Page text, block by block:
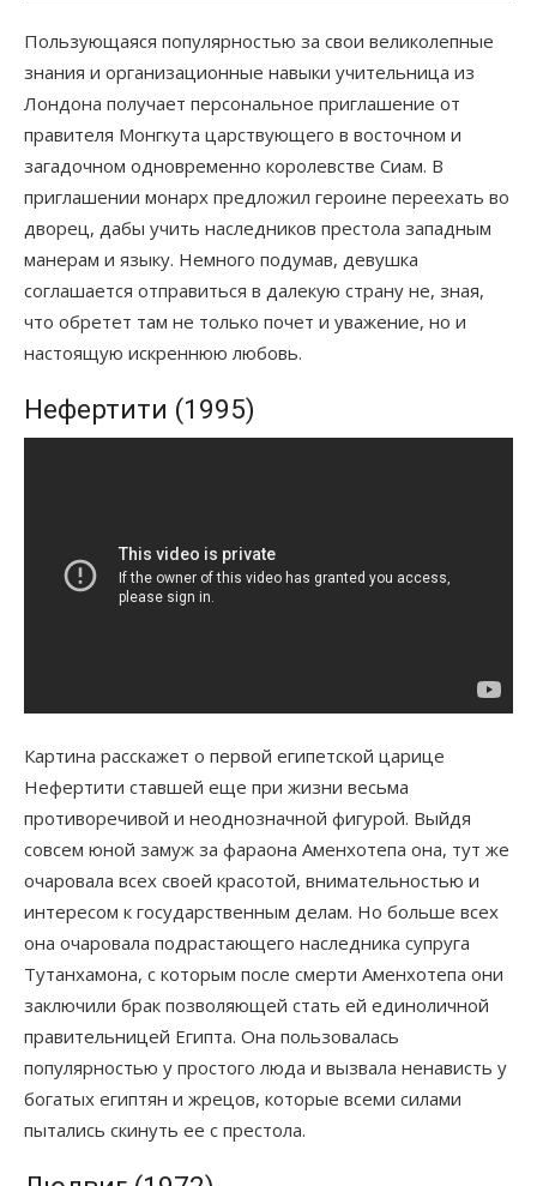
Пользующаяся популярностью за свои великолепные
знания и организационные навыки учительница из
Лондона получает персональное приглашение от
правителя Монгкута царствующего в восточном и
загадочном одновременно королевстве Сиам. В
приглашении монарх предложил героине переехать во
дворец, дабы учить наследников престола западным
манерам и языку. Немного подумав, девушка
соглашается отправиться в далекую страну не, зная,
что обретет там не только почет и уважение, но и
настоящую искреннюю любовь.
Нефертити (1995)
Картина расскажет о первой египетской царице
Нефертити ставшей еще при жизни весьма
противоречивой и неоднозначной фигурой. Выйдя
совсем юной замуж за фараона Аменхотепа она, тут же
очаровала всех своей красотой, внимательностью и
интересом к государственным делам. Но больше всех
она очаровала подрастающего наследника супруга
Тутанхамона, с которым после смерти Аменхотепа они
заключили брак позволяющей стать ей единоличной
правительницей Египта. Она пользовалась
популярностью у простого люда и вызвала ненависть у
богатых египтян и жрецов, которые всеми силами
пытались скинуть ее с престола.